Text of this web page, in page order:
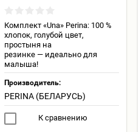
Комплект «Una» Perina: 100 %
хлопок, голубой цвет,
простыня на
резинке — идеально для
малыша!
Производитель:
PERINA (БЕЛАРУСЬ)
К сравнению